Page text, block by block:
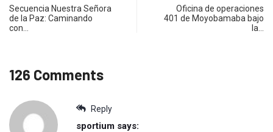
Secuencia Nuestra Señora
de la Paz: Caminando
con…
Oficina de operaciones
401 de Moyobamaba bajo
la…
126 Comments
Reply
sportium says: